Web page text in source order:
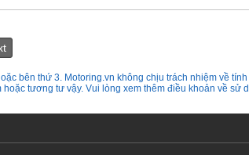
bên thứ 3. Motoring.vn không chịu trách nhiệm về
tương tư vậy. Vui lòng xem thêm điều khoản về sử